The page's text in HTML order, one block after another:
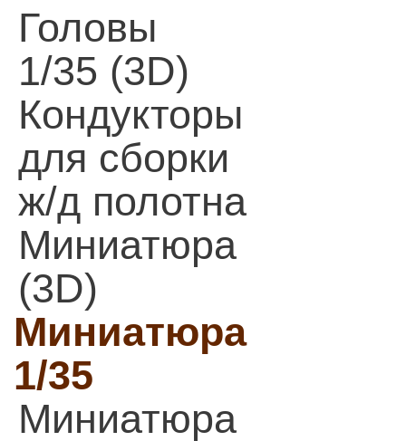
Головы
1/35 (3D)
Кондукторы
для сборки
ж/д полотна
Миниатюра
(3D)
Миниатюра
1/35
Миниатюра